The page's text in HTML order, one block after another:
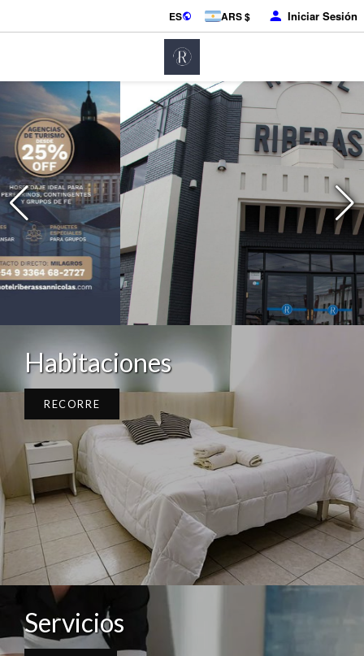
ES ARS $ Iniciar Sesión
Habitaciones
RECORRE
Servicios